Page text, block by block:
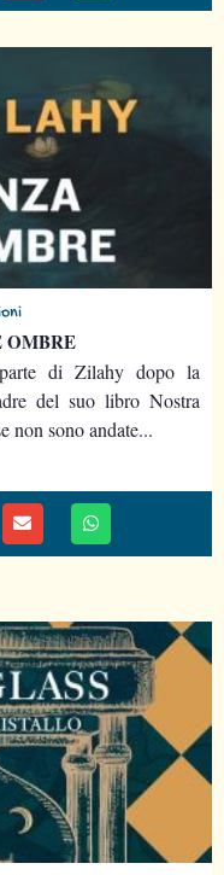
OMBRE
di Zilahy dopo la
del suo libro Nostra
non sono andate...